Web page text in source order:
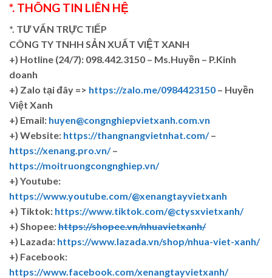
*. THÔNG TIN LIÊN HỆ
*. TƯ VẤN TRỰC TIẾP
CÔNG TY TNHH SẢN XUẤT VIỆT XANH
+) Hotline (24/7): 098.442.3150 – Ms.Huyền – P.Kinh
doanh
+) Zalo tại đây => https://zalo.me/0984423150 – Huyền
Việt Xanh
+) Email: huyen@congnghiepvietxanh.com.vn
+) Website: https://thangnangvietnhat.com/–
https://xenang.pro.vn/–
https://moitruongcongnghiep.vn/
+) Youtube:
https://www.youtube.com/@xenangtayvietxanh
+) Tiktok: https://www.tiktok.com/@ctysxvietxanh/
+) Shopee:https://shopee.vn/nhuavietxanh/
+) Lazada: https://www.lazada.vn/shop/nhua-viet-xanh/
+) Facebook:
https://www.facebook.com/xenangtayvietxanh/